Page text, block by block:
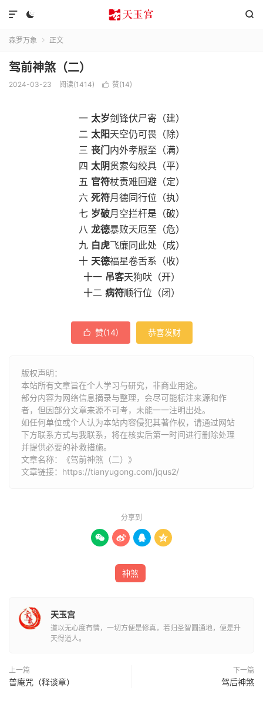
 

森罗万象  正文
驾前神煞（二）
2024-03-23 阅读(1414)  赞(14)
一 太岁剑锋伏尸寄（建）
二 太阳天空仍可畏（除）
三 丧门内外孝服至（满）
四 太阴贯索勾绞具（平）
五 官符杖责难回避（定）
六 死符月德同行位（执）
七 岁破月空拦杆是（破）
八 龙德暴败天厄至（危）
九 白虎飞廉同此处（成）
十 天德福星卷舌系（收）
十一 吊客天狗吠（开）
十二 病符顺行位（闭）
 赞(14) 恭喜发财
版权声明：
本站所有文章旨在个人学习与研究，非商业用途。
部分内容为网络信息摘录与整理，会尽可能标注来源和作
者，但因部分文章来源不可考，未能一一注明出处。
如任何单位或个人认为本站内容侵犯其著作权，请通过网站
下方联系方式与我联系​​，将在核实后第一时间进行删除处理
并提供必要的补救措施。
文章名称：《驾前神煞（二）》
文章链接： https://tianyugong.com/jqus2/
分享到
   
神煞
天玉宫
道以无心度有情，一切方便是修真，若归圣智圆通地，便是升
天得道人。
上一篇
普庵咒（释谈章）
下一篇
驾后神煞